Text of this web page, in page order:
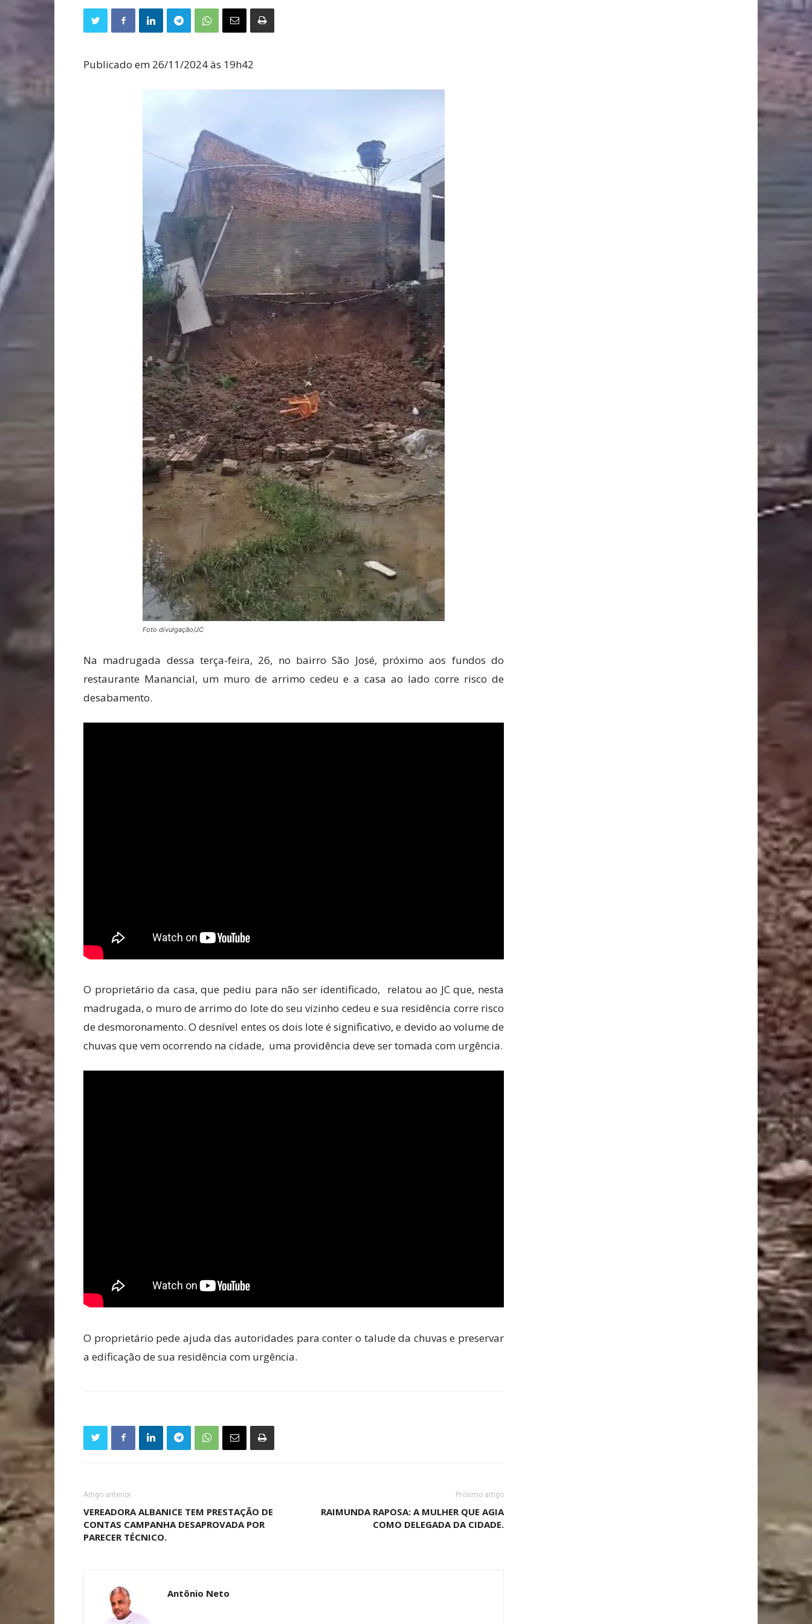
Publicado em 26/11/2024 às 19h42
Foto divulgação/JC
Na madrugada dessa terça-feira, 26, no bairro São José, próximo aos fundos do
restaurante Manancial, um muro de arrimo cedeu e a casa ao lado corre risco de
desabamento.
O proprietário da casa, que pediu para não ser identificado, relatou ao JC que, nesta
madrugada, o muro de arrimo do lote do seu vizinho cedeu e sua residência corre risco
de desmoronamento. O desnível entes os dois lote é significativo, e devido ao volume de
chuvas que vem ocorrendo na cidade, uma providência deve ser tomada com urgência.
O proprietário pede ajuda das autoridades para conter o talude da chuvas e preservar
a edificação de sua residência com urgência.
Artigo anterior
VEREADORA ALBANICE TEM PRESTAÇÃO DE
CONTAS CAMPANHA DESAPROVADA POR
PARECER TÉCNICO.
Próximo artigo
RAIMUNDA RAPOSA: A MULHER QUE AGIA
COMO DELEGADA DA CIDADE.
Antônio Neto